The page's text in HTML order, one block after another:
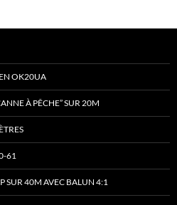
OK20UA
À PÊCHE” SUR 20M
61
SUR 40M AVEC BALUN 4:1